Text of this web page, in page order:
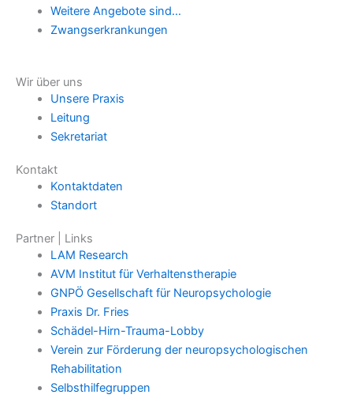
Weitere Angebote sind…
Zwangserkrankungen
Wir über uns
Unsere Praxis
Leitung
Sekretariat
Kontakt
Kontaktdaten
Standort
Partner | Links
LAM Research
AVM Institut für Verhaltenstherapie
GNPÖ Gesellschaft für Neuropsychologie
Praxis Dr. Fries
Schädel-Hirn-Trauma-Lobby
Verein zur Förderung der neuropsychologischen
Rehabilitation
Selbsthilfegruppen